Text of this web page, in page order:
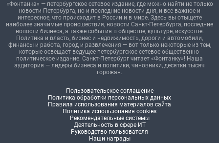
«Фонтанка» — петербургское сетевое издание, где можно найти не только
новости Петербурга, но и последние новости дня, и все важное и
интересное, что происходит в России и в мире. Здесь вы отыщете
наиболее значимые происшествия, новости Санкт-Петербурга, последние
новости бизнеса, а также события в обществе, культуре, искусстве.
Политика и власть, бизнес и недвижимость, дороги и автомобили,
финансы и работа, город и развлечения — вот только некоторые из тем,
которые освещает ведущее петербургское сетевое общественно-
политическое издание. Санкт-Петербург читает «Фонтанку»! Наша
аудитория — лидеры бизнеса и политики, чиновники, десятки тысяч
горожан.
Пользовательское соглашение
Политика обработки персональных данных
Правила использования материалов сайта
Политика использования cookies
Рекомендательные системы
Деятельность в сфере ИТ
Руководство пользователя
Наши награды